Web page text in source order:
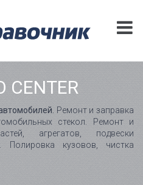
CENTER
Ремонт и заправка
стекол. Ремонт и
агрегатов, подвески
Полировка кузовов, чистка